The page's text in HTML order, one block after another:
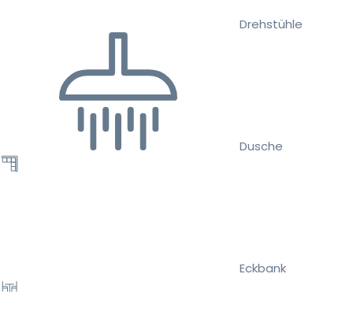
Drehstühle
Dusche
Eckbank